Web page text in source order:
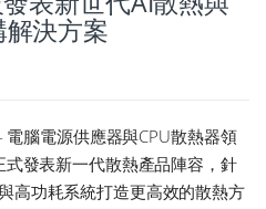
決方案
腦電源供應器與CPU散熱器領
式發表新一代散熱產品陣容，針
高功耗系統打造更高效的散熱方